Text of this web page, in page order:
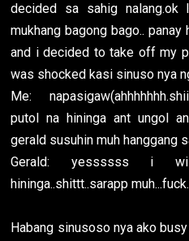
decided sa sahig nalang.ok
mukhang bagong bago..
and i decided to take off my
was shocked kasi sinuso nya
Me:
putol na hininga ant ungol
gerald susuhin muh hanggang
Gerald: yessssss i
hininga..shittt..sarapp
Habang sinusoso nya ako